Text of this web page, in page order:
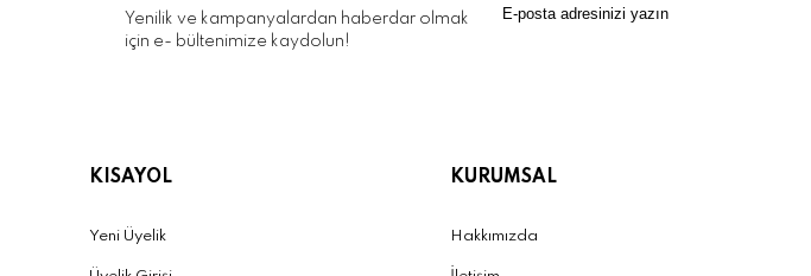
Yenilik ve kampanyalardan haberdar olmak
için e- bültenimize kaydolun!
KISAYOL
Yeni Üyelik
KURUMSAL
Hakkımızda